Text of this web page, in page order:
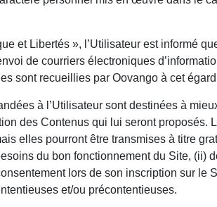
et Libertés », l’Utilisateur est informé
de courriers électroniques
sont recueillies par Oovango à cet
à l’Utilisateur sont destinées à
des Contenus qui lui seront proposés.
elles pourront être transmises à titre
du bon fonctionnement du Site, (ii)
lors de son inscription sur le
et/ou précontentieuses.